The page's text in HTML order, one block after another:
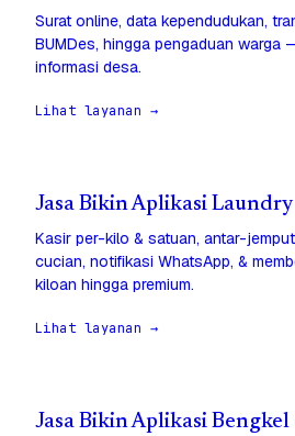
Surat online, data kependudukan,
BUMDes, hingga pengaduan warga
informasi desa.
Lihat layanan →
Jasa Bikin Aplikasi
Kasir per-kilo & satuan, antar-
cucian, notifikasi WhatsApp, &
kiloan hingga premium.
Lihat layanan →
Jasa Bikin Aplikasi